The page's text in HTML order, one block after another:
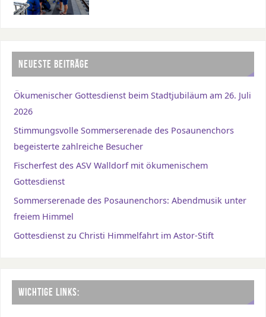
NEUESTE BEITRÄGE
Ökumenischer Gottesdienst beim Stadtjubiläum am 26. Juli
2026
Stimmungsvolle Sommerserenade des Posaunenchors
begeisterte zahlreiche Besucher
Fischerfest des ASV Walldorf mit ökumenischem
Gottesdienst
Sommerserenade des Posaunenchors: Abendmusik unter
freiem Himmel
Gottesdienst zu Christi Himmelfahrt im Astor-Stift
WICHTIGE LINKS: